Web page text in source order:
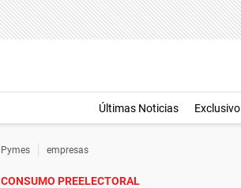
Últimas Noticias
Pymes empresas
CONSUMO PREELECTORAL